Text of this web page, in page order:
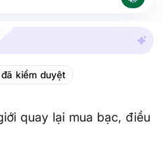
đã kiểm duyệt
quay lại mua bạc, điều